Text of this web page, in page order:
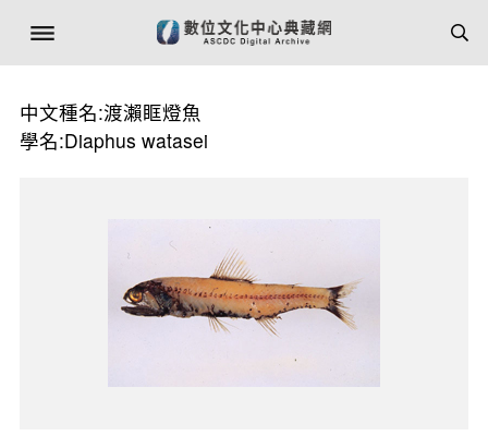
中文種名:渡瀨眶燈魚
學名:Diaphus watasei